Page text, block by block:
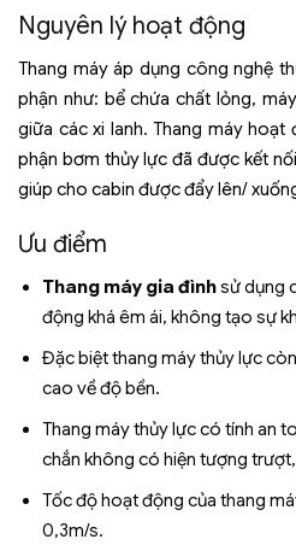
Nguyên lý hoạt động
Thang máy áp dụng công nghệ
phận như: bể chứa chất lỏng,
giữa các xi lanh. Thang máy
phận bơm thủy lực đã được kết
giúp cho cabin được đẩy lên/
Ưu điểm
Thang máy gia đìnhsử dụng
động khá êm ái, không tạo sự
Đặc biệt thang máy thủy lực
cao về độ bền.
Thang máy thủy lực có tính an
chắn không có hiện tượng
Tốc độ hoạt động của thang
0,3m/s.